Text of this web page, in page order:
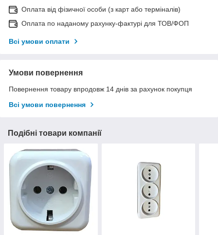
Оплата від фізичної особи (з карт або терміналів)
Оплата по наданому рахунку-фактурі для ТОВ/ФОП
Всі умови оплати
Умови повернення
Повернення товару впродовж 14 днів за рахунок покупця
Всі умови повернення
Подібні товари компанії